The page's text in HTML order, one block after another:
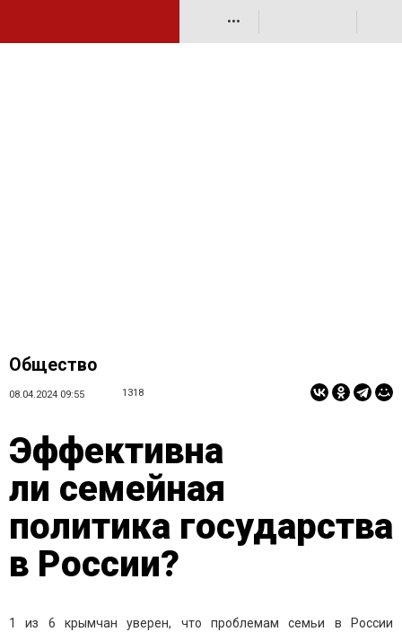
•••
Общество
08.04.2024 09:55 1318
Эффективна
ли семейная
политика государства
в России?
1 из 6 крымчан уверен, что проблемам семьи в России